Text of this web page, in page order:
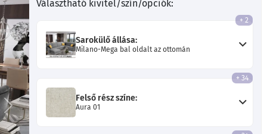
Következő
Választható kivitel/szín/opciók:
Sarokülő állása:
Milano-Mega bal oldalt az ottomán
+ 2
Felső rész színe:
Aura 01
+ 34